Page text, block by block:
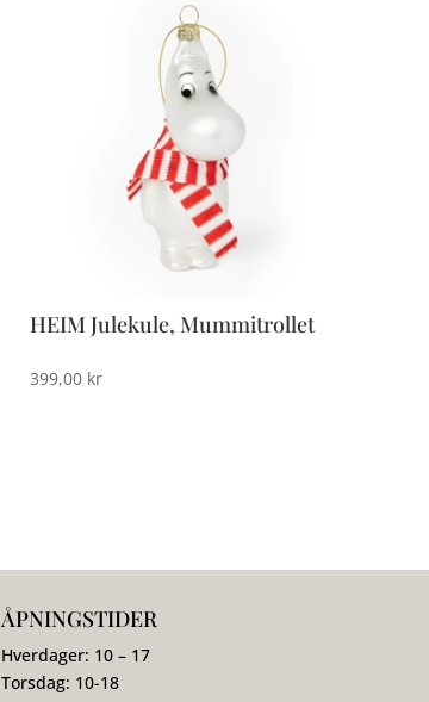
HEIM Julekule, Mummitrollet
399,00 kr
ÅPNINGSTIDER
Hverdager: 10 – 17
Torsdag: 10-18